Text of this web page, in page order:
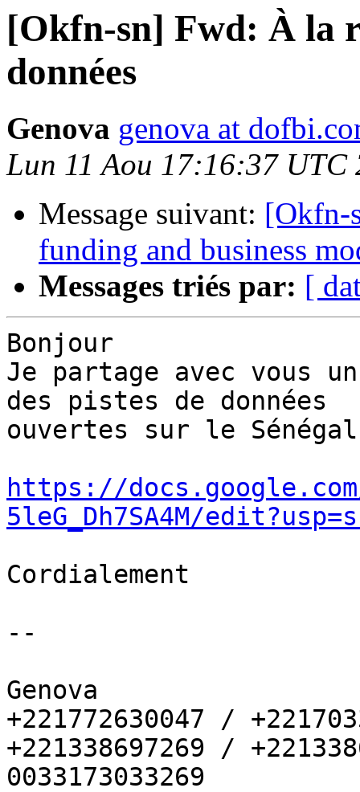
[Okfn-sn] Fwd: À la
données
Genova genova at
Lun 11 Aou 17:16:37 UTC
Message suivant: [Okfn-
funding and business
Messages triés par: [
Bonjour
Je partage avec vous
des pistes de données
ouvertes sur le
https://docs.google.com/
5leG_Dh7SA4M/
Cordialement
--
Genova
+221772630047 /
+221338697269 /
0033173033269